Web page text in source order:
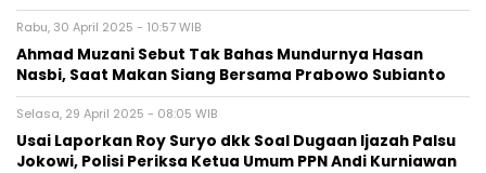
Rabu, 30 April 2025 - 10:57 WIB
Ahmad Muzani Sebut Tak Bahas Mundurnya Hasan
Nasbi, Saat Makan Siang Bersama Prabowo Subianto
Selasa, 29 April 2025 - 08:05 WIB
Usai Laporkan Roy Suryo dkk Soal Dugaan Ijazah Palsu
Jokowi, Polisi Periksa Ketua Umum PPN Andi Kurniawan